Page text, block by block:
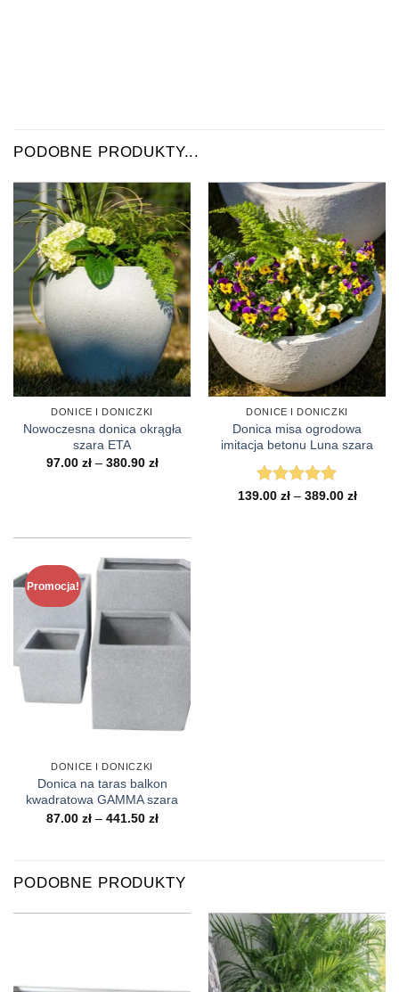
PODOBNE PRODUKTY...
DONICE I DONICZKI
Nowoczesna donica okrągła
szara ETA
97.00 zł – 380.90 złZakres
DONICE I DONICZKI
Donica misa ogrodowa
imitacja betonu Luna szara
Oceniono5
139.00 zł – 389.00 złZakres
Promocja!
DONICE I DONICZKI
Donica na taras balkon
kwadratowa GAMMA szara
87.00 zł – 441.50 złZakres
441.50 zł
PODOBNE PRODUKTY